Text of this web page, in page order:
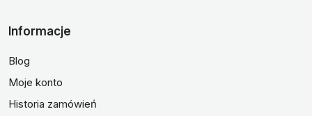
Informacje
Blog
Moje konto
Historia zamówień